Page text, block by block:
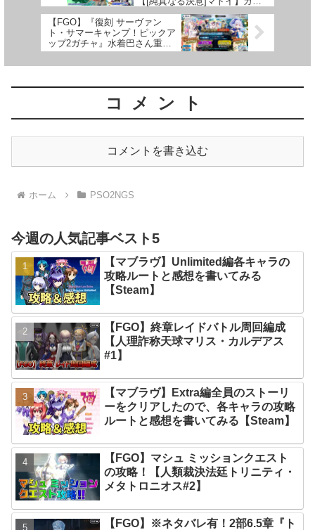
ャ』引いてみた！
【FGO】『復刻 サーヴァン
ト・サマーキャンプ！ピックア
ップ2ガチャ』水着巴さん重ね
るために引いてみた！
コメント
コメントを書き込む
ホーム PSO2NGS
今週の人気記事ベスト5
【マブラヴ】Unlimited編各キャラの
攻略ルートと感想を書いてみる
【Steam】
【FGO】終章レイドバトル周回編成
【人理詐称天球マリス・カルデアス
#1】
【マブラヴ】Extra編全員のストーリ
ーをクリアしたので、各キャラの攻略
ルートと感想を書いてみる【Steam】
【FGO】マシュ ミッションクエスト
の攻略！【人類裁決法廷トリニティ・
メタトロニオス#2】
【FGO】※ネタバレ有！2部6.5章『ト